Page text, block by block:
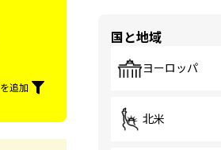
追加
国と地域
ヨーロッパ
北米